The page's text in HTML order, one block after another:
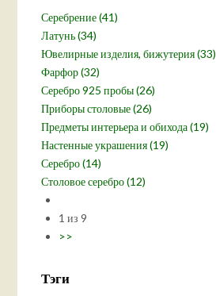
Серебрение (41)
Латунь (34)
Ювелирные изделия, бижутерия (33)
Фарфор (32)
Серебро 925 пробы (26)
Приборы столовые (26)
Предметы интерьера и обихода (19)
Настенные украшения (19)
Серебро (14)
Столовое серебро (12)
1 из 9
>>
Тэги